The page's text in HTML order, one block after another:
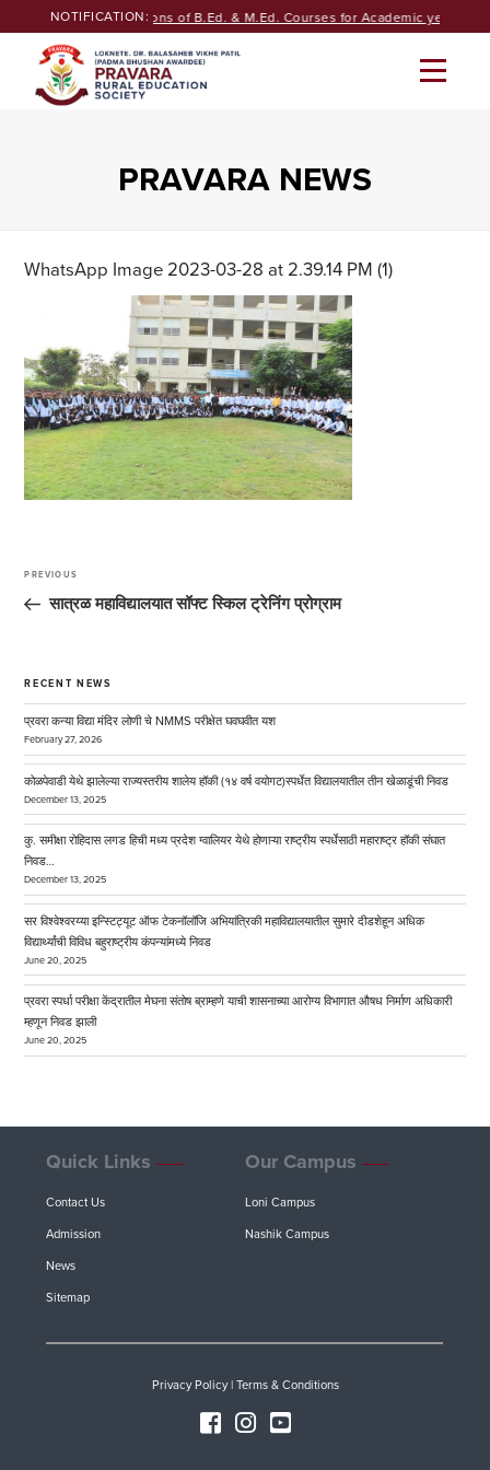
to
NOTIFICATION:
Seeking Admissions of B.Ed. & M.Ed. Courses for Academic year
PRAVARA NEWS
WhatsApp Image 2023-03-28 at 2.39.14 PM (1)
navigation
Previous
Post
PREVIOUS
सात्रळ महाविद्यालयात सॉफ्ट स्किल ट्रेनिंग प्रोग्राम
RECENT NEWS
प्रवरा कन्या विद्या मंदिर लोणी चे NMMS परीक्षेत घवघवीत यश
February 27, 2026
कोळपेवाडी येथे झालेल्या राज्यस्तरीय शालेय हॉकी (१४ वर्ष वयोगट)स्पर्धेत विद्यालयातील तीन खेळाडूंची निवड
December 13, 2025
कु. समीक्षा रोहिदास लगड हिची मध्य प्रदेश ग्वालियर येथे होणाऱ्या राष्ट्रीय स्पर्धेसाठी महाराष्ट्र हॉकी संघात
निवड…
December 13, 2025
सर विश्वेश्वरय्या इन्स्टिट्यूट ऑफ टेकनॉलॉजि अभियांत्रिकी महाविद्यालयातील सुमारे दीडशेहून अधिक
विद्यार्थ्यांची विविध बहुराष्ट्रीय कंपन्यांमध्ये निवड
June 20, 2025
प्रवरा स्पर्धा परीक्षा केंद्रातील मेघना संतोष ब्राम्हणे याची शासनाच्या आरोग्य विभागात औषध निर्माण अधिकारी
म्हणून निवड झाली
June 20, 2025
Quick Links
Contact Us
Admission
News
Sitemap
Our Campus
Loni Campus
Nashik Campus
Privacy Policy| Terms & Conditions